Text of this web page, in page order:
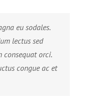
eu sodales.
lectus sed
consequat orci.
congue ac et